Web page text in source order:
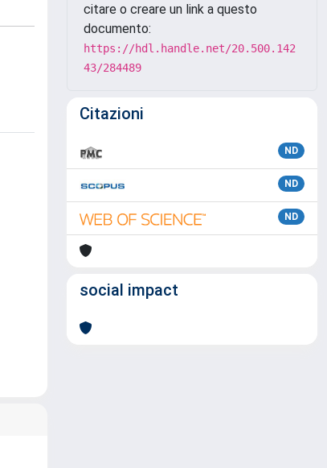
citare o creare un link a questo
documento:
https://hdl.handle.net/20.500.142
43/284489
Citazioni
ND
ND
ND
social impact